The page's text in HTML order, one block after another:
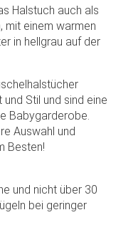
Halstuch auch als
mit einem warmen
in hellgrau auf der
Stil und sind eine
Babygarderobe.
Auswahl und
Besten!
und nicht über 30
bei geringer